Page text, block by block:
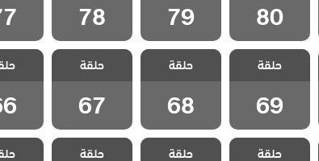
80
79
78
مسلسل مد وجزر
2 مدبلج الحلقة
69
حلقة
69
مسلسل مد وجزر
2 مدبلج الحلقة
68
حلقة
68
مسلسل مد وجزر
2 مدبلج الحلقة
67
حلقة
67
مسلسل
2
مسلسل مد وجزر
2 مدبلج الحلقة
حلقة
مسلسل مد وجزر
2 مدبلج الحلقة
حلقة
مسلسل مد وجزر
2 مدبلج الحلقة
حلقة
مسلسل
2